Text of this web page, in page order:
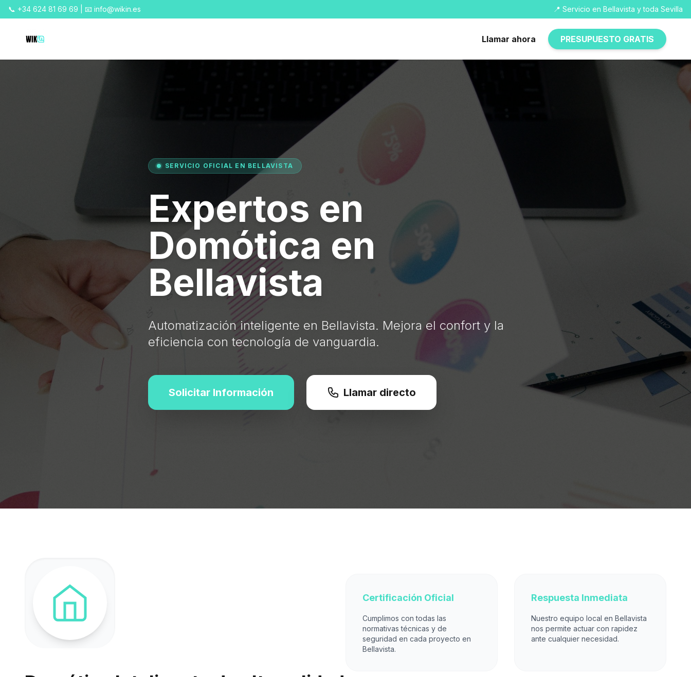
📞 +34 624 81 69 69 | 📧 info@wikin.es 📍 Servicio en Bellavista y toda Sevilla
Llamar ahora PRESUPUESTO GRATIS
SERVICIO OFICIAL EN BELLAVISTA
Expertos en
Domótica en
Bellavista
Automatización inteligente en Bellavista. Mejora el confort y la
eficiencia con tecnología de vanguardia.
Solicitar Información Llamar directo
Certificación Oficial
Cumplimos con todas las
normativas técnicas y de
seguridad en cada proyecto en
Bellavista.
Respuesta Inmediata
Nuestro equipo local en Bellavista
nos permite actuar con rapidez
ante cualquier necesidad.